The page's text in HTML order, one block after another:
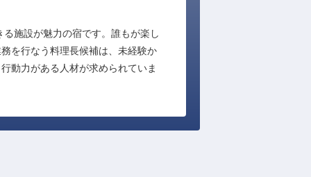
施設が魅力の宿です。誰もが楽し
を行なう料理長候補は、未経験か
動力がある人材が求められていま